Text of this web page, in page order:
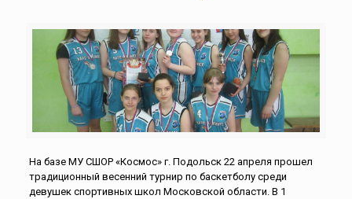
На базе МУ СШОР «Космос» г. Подольск 22 апреля прошел
традиционный весенний турнир по баскетболу среди
девушек спортивных школ Московской области. В 1